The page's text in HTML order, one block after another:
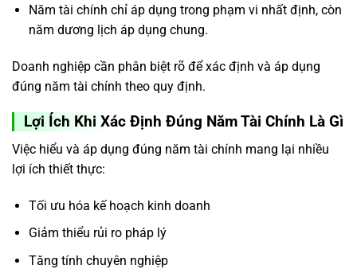
Năm tài chính chỉ áp dụng trong phạm vi nhất định, còn
năm dương lịch áp dụng chung.
Doanh nghiệp cần phân biệt rõ để xác định và áp dụng
đúng năm tài chính theo quy định.
Lợi Ích Khi Xác Định Đúng Năm Tài Chính Là Gì
Việc hiểu và áp dụng đúng năm tài chính mang lại nhiều
lợi ích thiết thực:
Tối ưu hóa kế hoạch kinh doanh
Giảm thiểu rủi ro pháp lý
Tăng tính chuyên nghiệp